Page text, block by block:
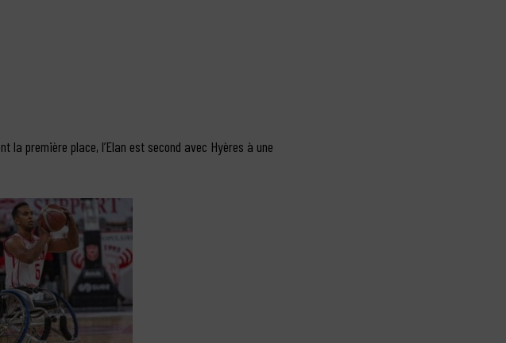
la première place, l’Elan est second avec Hyères à une